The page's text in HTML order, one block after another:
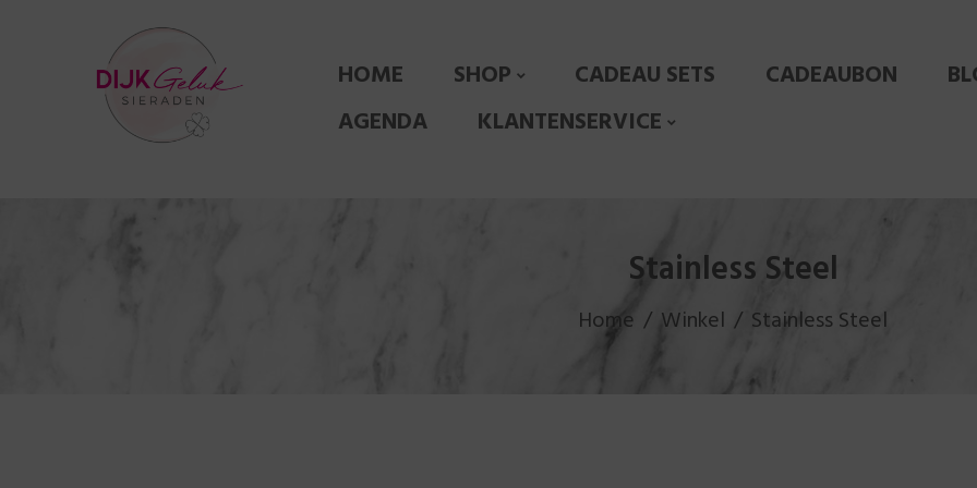
HOME SHOP CADEAU SETS CADEAUBON
AGENDA
KLANTENSERVICE
Stainless Steel
Home Winkel Stainless Steel